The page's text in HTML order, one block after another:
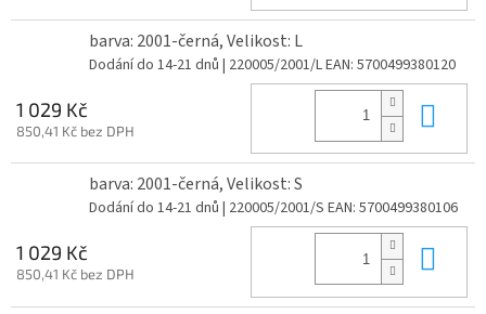
barva: 2001-černá, Velikost: L
Dodání do 14-21 dnů | 220005/2001/LEAN: 5700499380120
1 029 Kč
850,41 Kč bez DPH
barva: 2001-černá, Velikost: S
Dodání do 14-21 dnů | 220005/2001/S EAN: 5700499380106
1 029 Kč
850,41 Kč bez DPH